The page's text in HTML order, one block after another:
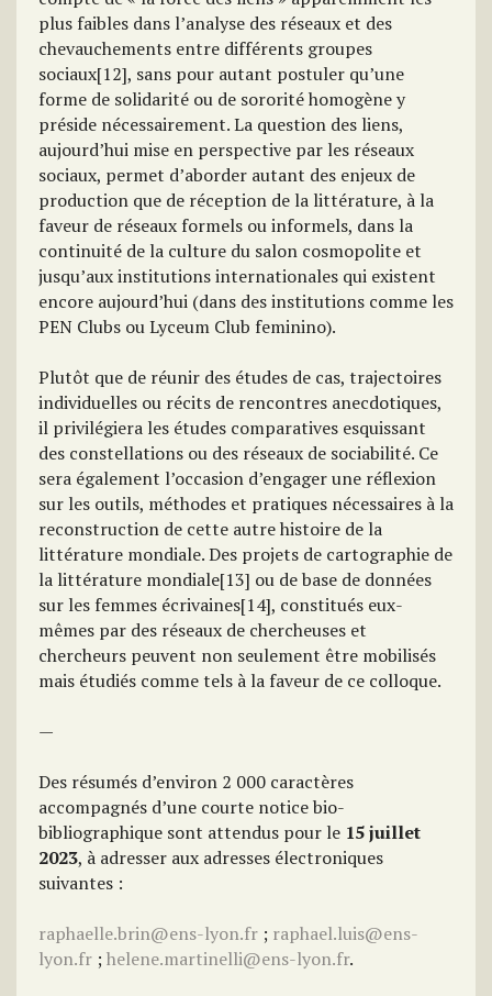
plus faibles dans l’analyse des réseaux et des
chevauchements entre différents groupes
sociaux[12], sans pour autant postuler qu’une
forme de solidarité ou de sororité homogène y
préside nécessairement. La question des liens,
aujourd’hui mise en perspective par les réseaux
sociaux, permet d’aborder autant des enjeux de
production que de réception de la littérature, à la
faveur de réseaux formels ou informels, dans la
continuité de la culture du salon cosmopolite et
jusqu’aux institutions internationales qui existent
encore aujourd’hui (dans des institutions comme les
PEN Clubs ou Lyceum Club feminino).
Plutôt que de réunir des études de cas, trajectoires
individuelles ou récits de rencontres anecdotiques,
il privilégiera les études comparatives esquissant
des constellations ou des réseaux de sociabilité. Ce
sera également l’occasion d’engager une réflexion
sur les outils, méthodes et pratiques nécessaires à la
reconstruction de cette autre histoire de la
littérature mondiale. Des projets de cartographie de
la littérature mondiale[13] ou de base de données
sur les femmes écrivaines[14], constitués eux-
mêmes par des réseaux de chercheuses et
chercheurs peuvent non seulement être mobilisés
mais étudiés comme tels à la faveur de ce colloque.
—
Des résumés d’environ 2 000 caractères
accompagnés d’une courte notice bio-
bibliographique sont attendus pour le 15 juillet
2023, à adresser aux adresses électroniques
suivantes :
raphaelle.brin@ens-lyon.fr ; raphael.luis@ens-
lyon.fr ;helene.martinelli@ens-lyon.fr.